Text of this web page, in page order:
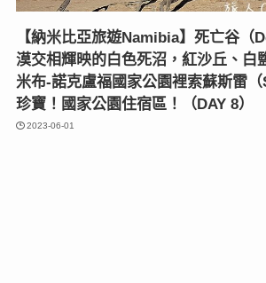
【納米比亞旅遊Namibia】死亡谷（
漠交相輝映的白色死沼，紅沙丘、白
米布-諾克盧福國家公園裡索蘇斯雷
珍寶！國家公園住宿區！（DAY 8）
2023-06-01